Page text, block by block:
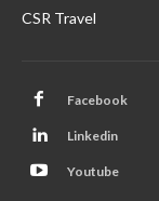
CSR Travel
Facebook
Linkedin
Youtube